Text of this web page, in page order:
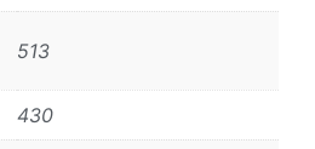
513
430